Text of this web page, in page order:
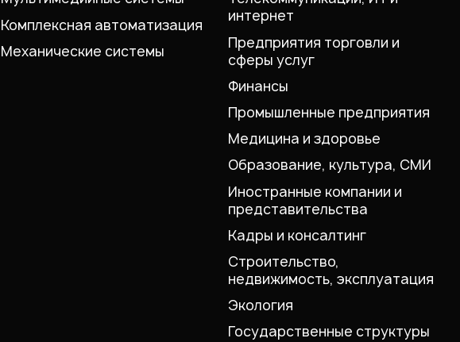
интернет
Предприятия торговли и
сферы услуг
Финансы
Промышленные предприятия
Медицина и здоровье
Образование, культура, СМИ
Иностранные компании и
представительства
Кадры и консалтинг
Строительство,
недвижимость, эксплуатация
Экология
Государственные структуры
Комплексная автоматизация
Механические системы